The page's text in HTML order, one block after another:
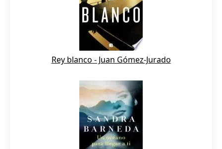
Rey blanco - Juan Gómez-Jurado